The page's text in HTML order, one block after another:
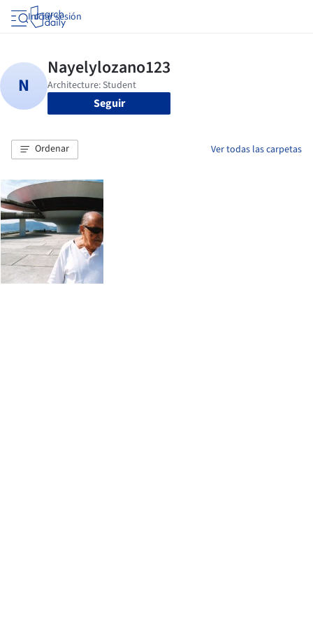
Iniciar sesión
Seguir
Ordenar Ver todas las carpetas